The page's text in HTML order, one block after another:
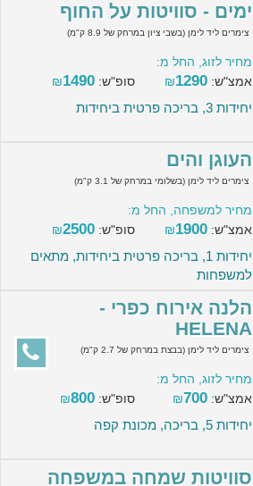
ימים - סוויטות על החוף
צימרים ליד לימן (בשבי ציון במרחק של 8.9 ק"מ)
מחיר לזוג, החל מ:
אמצ"ש:
₪1290 סופ"ש: ₪1490
יחידות 3, בריכה פרטית ביחידות
העוגן והים
צימרים ליד לימן (בשלומי במרחק של 3.1 ק"מ)
מחיר למשפחה, החל מ:
אמצ"ש:
₪1900 סופ"ש: ₪2500
יחידות 1, בריכה פרטית ביחידות, מתאים
למשפחות
הלנה אירוח כפרי -
HELENA
צימרים ליד לימן (בבצת במרחק של 2.7 ק"מ)
מחיר לזוג, החל מ:
אמצ"ש:
₪700 סופ"ש: ₪800
יחידות 5, בריכה, מכונת קפה
סוויטות שמחה במשפחה